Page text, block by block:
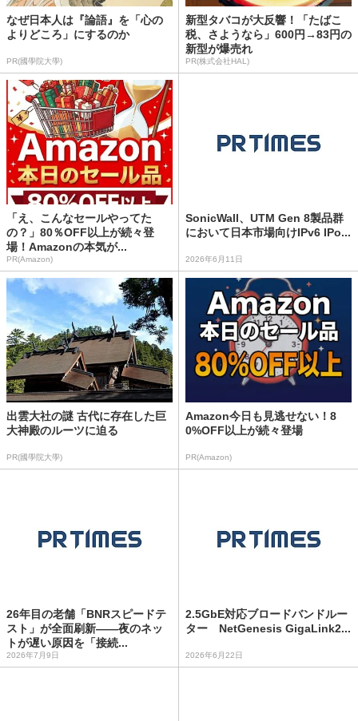
なぜ日本人は『論語』を「心の
よりどころ」にするのか
PR(國學院大學)
新型タバコが大反響！「たばこ
税、さようなら」600円→83円の
新型が爆売れ
PR(株式会社HAL)
「え、こんなセールやってた
の？」80％OFF以上が続々登
場！Amazonの本気が...
PR(Amazon)
SonicWall、UTM Gen 8製品群
において日本市場向けIPv6 IPo...
2026年6月11日
出雲大社の謎 古代に存在した巨
大神殿のルーツに迫る
PR(國學院大學)
Amazon今日も見逃せない！8
0%OFF以上が続々登場
PR(Amazon)
26年目の老舗「BNRスピードテ
スト」が全面刷新――夜のネッ
トが遅い原因を「接続...
2026年7月9日
2.5GbE対応ブロードバンドルー
ター NetGenesis GigaLink2...
2026年6月22日